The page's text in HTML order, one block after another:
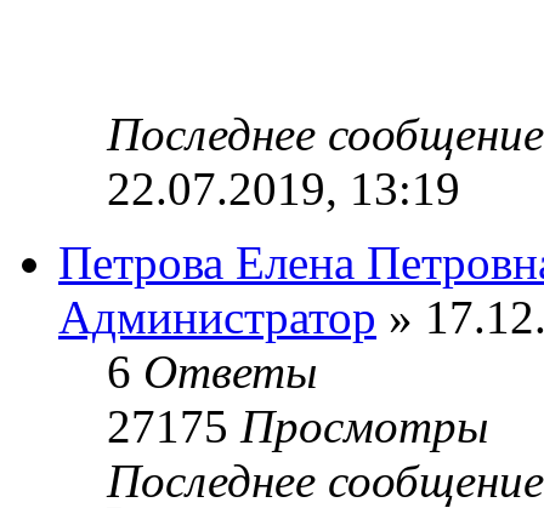
Последнее
22.07.2019, 13:19
Петрова Елена
Администратор »
6 Ответы
27175 Просмотры
Последнее